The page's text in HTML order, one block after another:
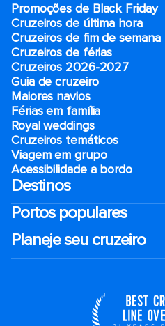
Promoções de Black Friday
Cruzeiros de última hora
Cruzeiros de fim de semana
Cruzeiros de férias
Cruzeiros 2026-2027
Guia de cruzeiro
Maiores navios
Férias em família
Royal weddings
Cruzeiros temáticos
Viagem em grupo
Acessibilidade a bordo
Destinos
Portos populares
Planeje seu cruzeiro